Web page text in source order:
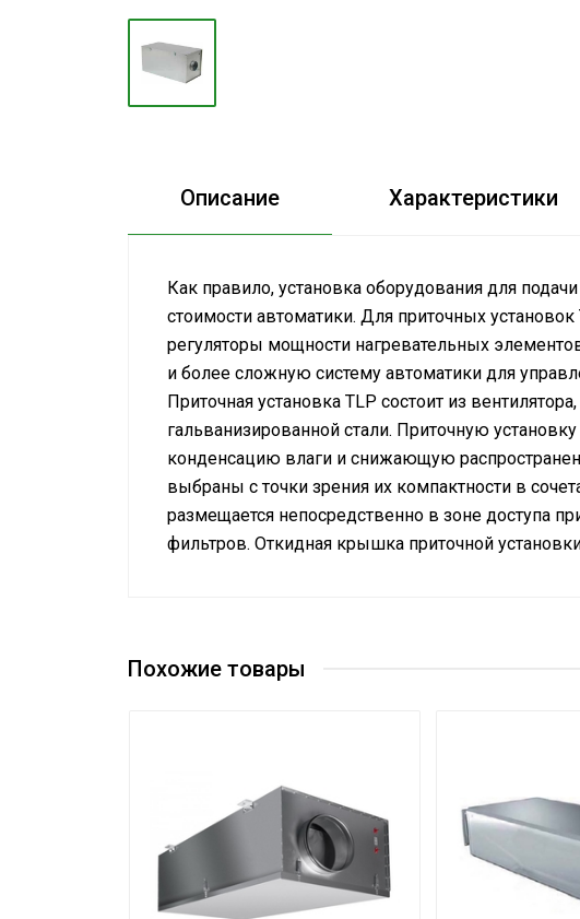
Чаши для костра
Сушилки для рук
Описание Характеристики
Как правило, установка оборудования для
стоимости автоматики. Для приточных
регуляторы мощности нагревательных
и более сложную систему автоматики для
Приточная установка TLP состоит из
гальванизированной стали. Приточную
конденсацию влаги и снижающую
выбраны с точки зрения их компактности в
размещается непосредственно в зоне доступа
фильтров. Откидная крышка приточной
Воздуховод
Питание
Габариты
Масса
Класс защиты
Похожие товары